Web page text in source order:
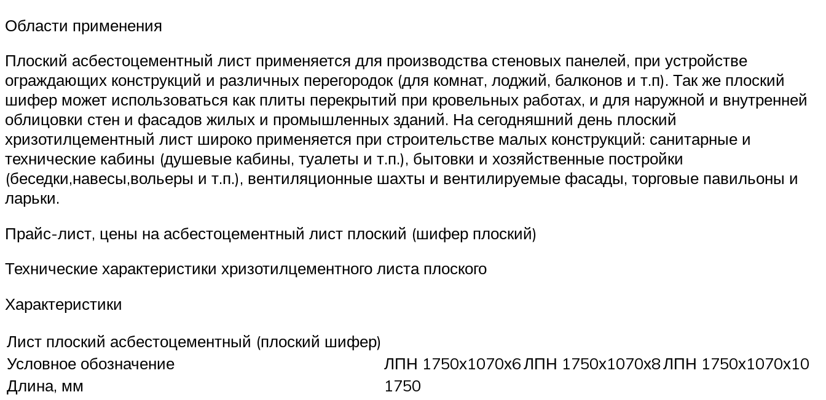
Области применения
Плоский асбестоцементный лист применяется для производства стеновых панелей, при устройстве
ограждающих конструкций и различных перегородок (для комнат, лоджий, балконов и т.п). Так же плоский
шифер может использоваться как плиты перекрытий при кровельных работах, и для наружной и внутренней
облицовки стен и фасадов жилых и промышленных зданий. На сегодняшний день плоский
хризотилцементный лист широко применяется при строительстве малых конструкций: санитарные и
технические кабины (душевые кабины, туалеты и т.п.), бытовки и хозяйственные постройки
(беседки,навесы,вольеры и т.п.), вентиляционные шахты и вентилируемые фасады, торговые павильоны и
ларьки.
Прайс-лист, цены на асбестоцементный лист плоский (шифер плоский)
Технические характеристики хризотилцементного листа плоского
Характеристики
Лист плоский асбестоцементный (плоский шифер)
Условное обозначение
ЛПН 1750х1070х6ЛПН 1750х1070х8ЛПН 1750х1070х10
Длина, мм
1750